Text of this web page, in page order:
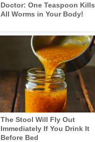
Doctor: One Teaspoon Kills
All Worms in Your Body!
The Stool Will Fly Out
Immediately If You Drink It
Before Bed